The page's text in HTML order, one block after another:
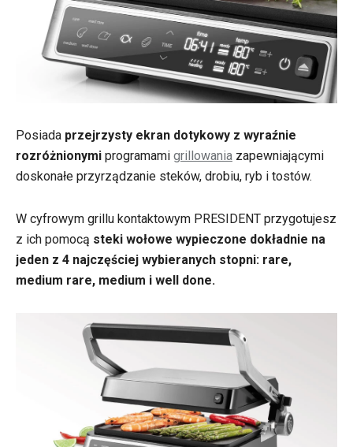
Posiada przejrzysty ekran dotykowy z wyraźnie
rozróżnionymi programami grillowania zapewniającymi
doskonałe przyrządzanie steków, drobiu, ryb i tostów.
W cyfrowym grillu kontaktowym PRESIDENT przygotujesz
z ich pomocą steki wołowe wypieczone dokładnie na
jeden z 4 najczęściej wybieranych stopni: rare,
medium rare, medium i well done.